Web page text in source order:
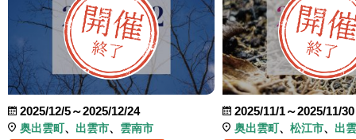
2025/12/5～2025/12/24
奥出雲町 出雲市 雲南市
2025/11/1～2025/11/30
奥出雲町 松江市 出